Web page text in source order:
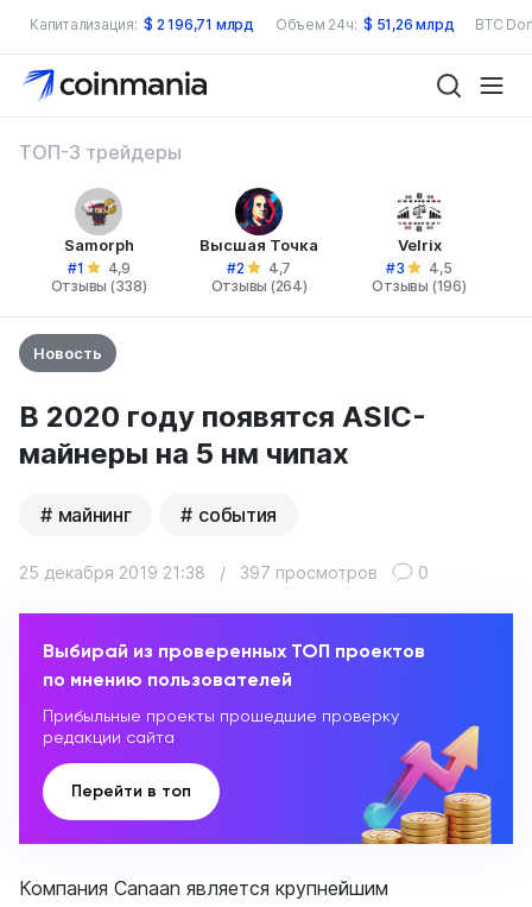
Капитализация: $ 2 196,71 млрд Объем 24ч: $ 51,26 млрд BTC
ТОП-3 трейдеры
Samorph
#1
4,9
Отзывы (338)
Высшая Точка
#2
4,7
Отзывы (264)
Velrix
#3
4,5
Отзывы (196)
Новость
В 2020 году появятся ASIC-
майнеры на 5 нм чипах
майнинг события
25 декабря 2019 21:38 / 397 просмотров 0
Выбирай из проверенных ТОП проектов
по мнению пользователей
Прибыльные проекты прошедшие проверку
редакции сайта
Перейти в топ
Компания Canaan является крупнейшим